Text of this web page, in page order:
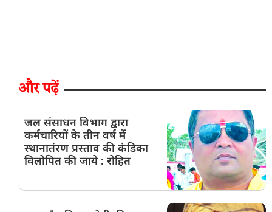
और पढ़ें
जल संसाधन विभाग द्वारा
कर्मचारियों के तीन वर्ष में
स्थानातंरण प्रस्ताव की कंडिका
विलोपित की जाये : रोहित